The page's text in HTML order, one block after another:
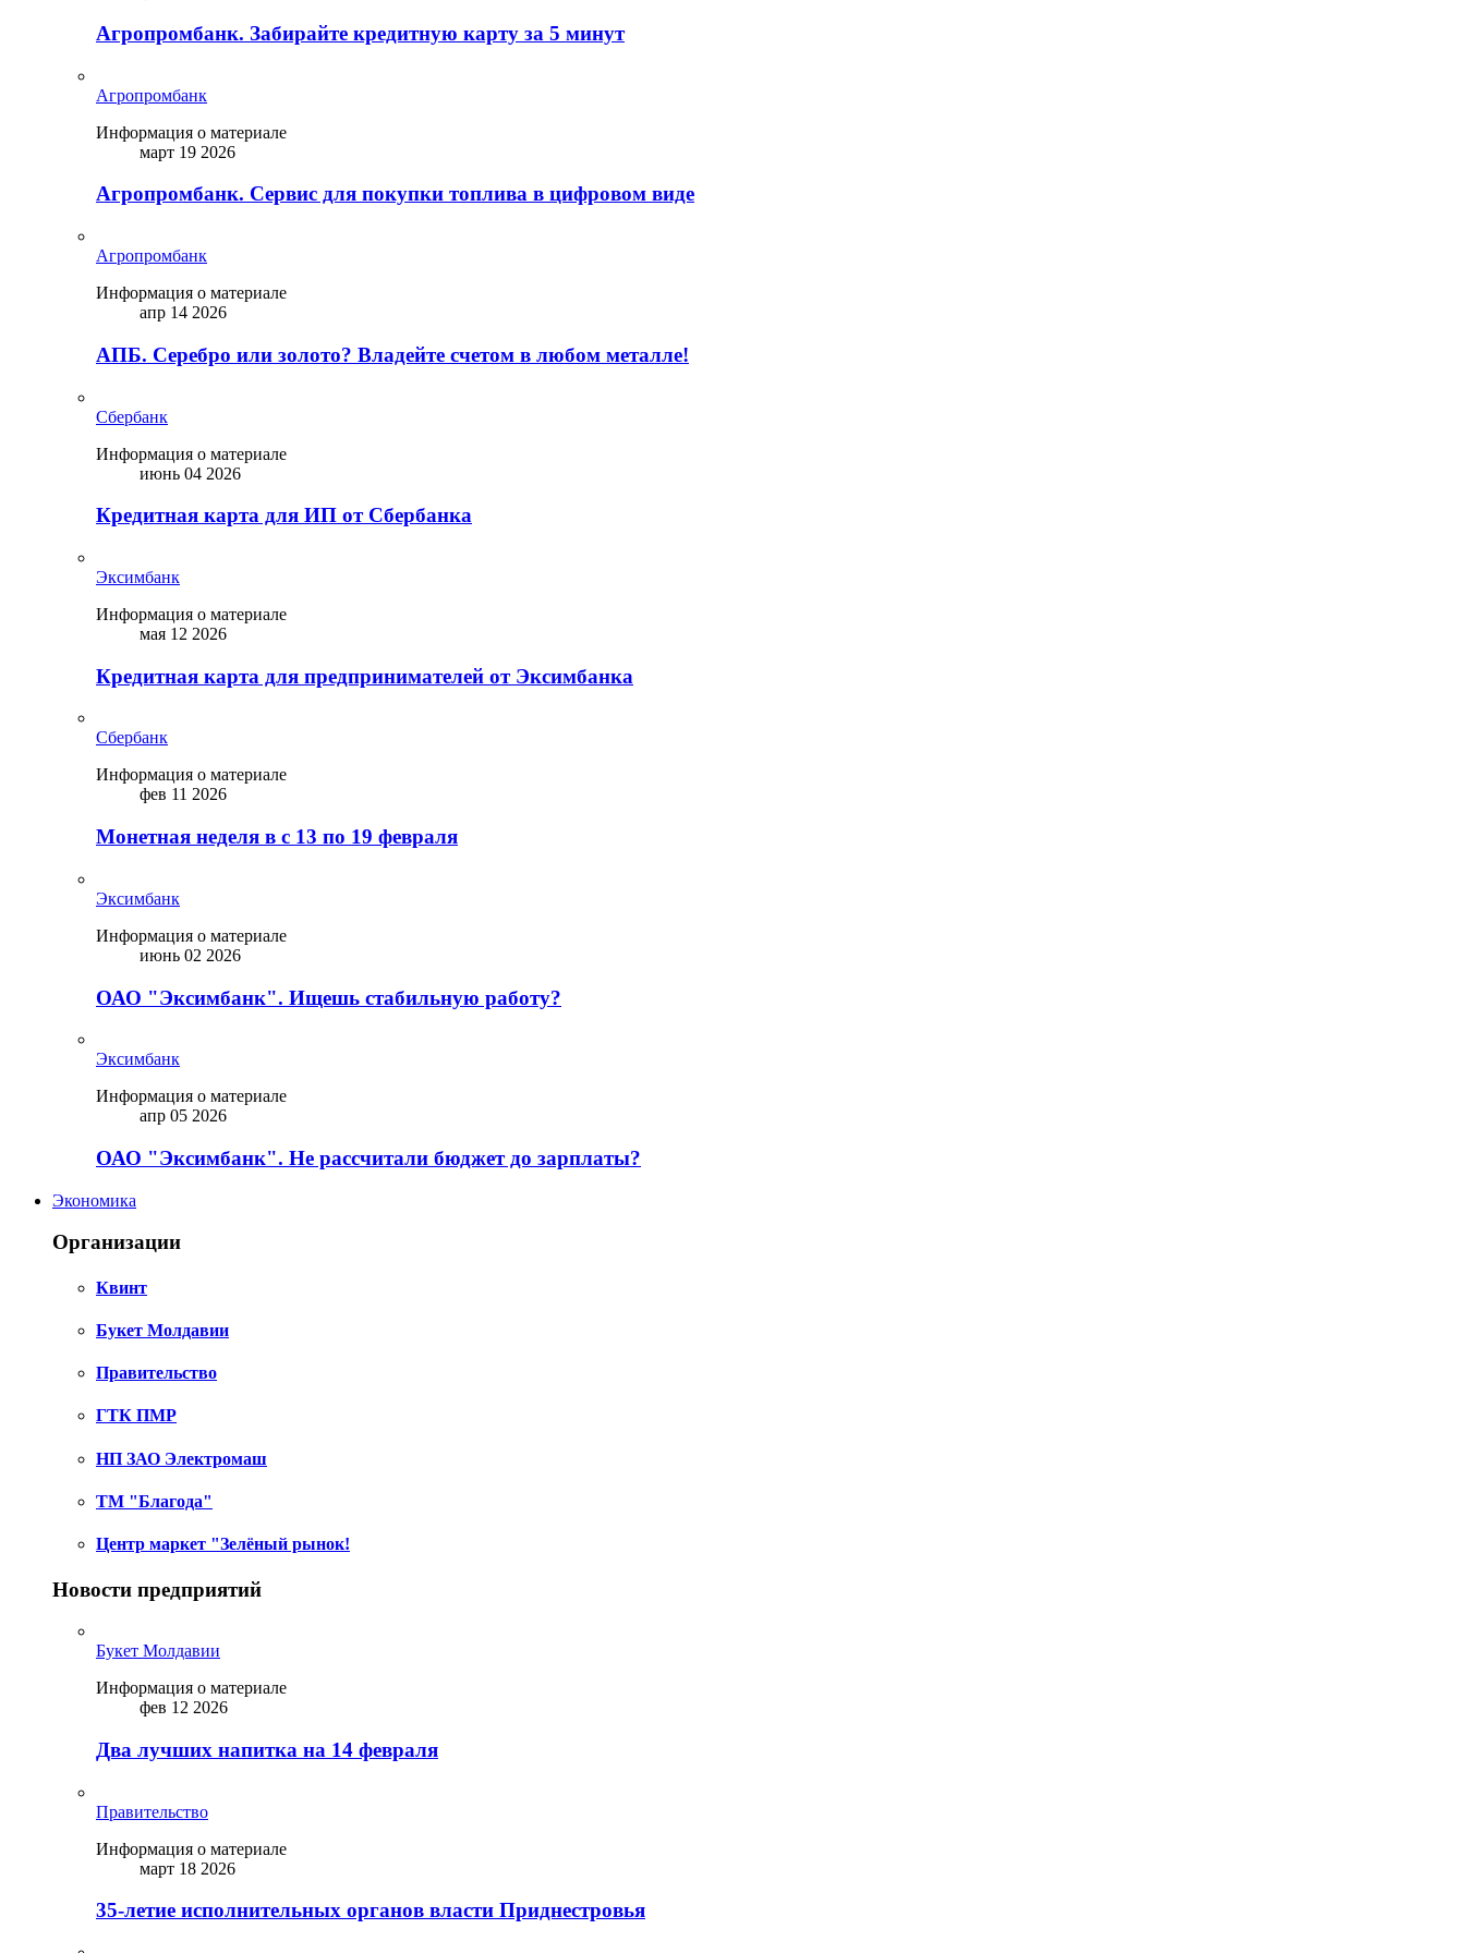
Агропромбанк. Забирайте кредитную карту за 5 минут
Агропромбанк
Информация о материале
март 19 2026
Агропромбанк. Сервис для покупки топлива в цифровом виде
Агропромбанк
Информация о материале
апр 14 2026
АПБ. Серебро или золото? Владейте счетом в любом металле!
Сбербанк
Информация о материале
июнь 04 2026
Кредитная карта для ИП от Сбербанка
Эксимбанк
Информация о материале
мая 12 2026
Кредитная карта для предпринимателей от Эксимбанка
Сбербанк
Информация о материале
фев 11 2026
Монетная неделя в с 13 по 19 февраля
Эксимбанк
Информация о материале
июнь 02 2026
ОАО "Эксимбанк". Ищешь стабильную работу?
Эксимбанк
Информация о материале
апр 05 2026
ОАО "Эксимбанк". Не рассчитали бюджет до зарплаты?
Экономика
Организации
Квинт
Букет Молдавии
Правительство
ГТК ПМР
НП ЗАО Электромаш
ТМ "Благода"
Центр маркет "Зелёный рынок!
Новости предприятий
Букет Молдавии
Информация о материале
фев 12 2026
Два лучших напитка на 14 февраля
Правительство
Информация о материале
март 18 2026
35-летие исполнительных органов власти Приднестровья